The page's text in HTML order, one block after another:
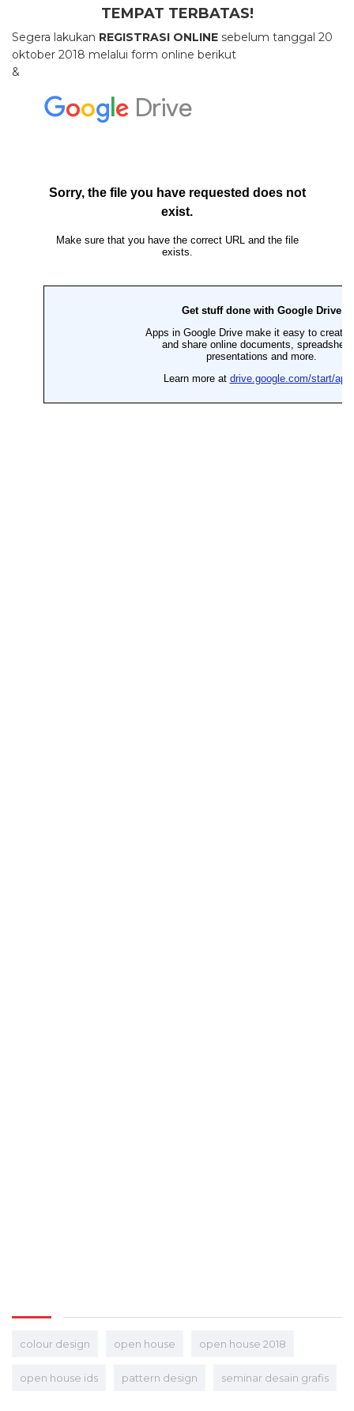
TEMPAT TERBATAS!
Segera lakukan REGISTRASI ONLINE sebelum tanggal 20
oktober 2018 melalui form online berikut
&
colour design open house open house 2018
open house ids pattern design seminar desain grafis